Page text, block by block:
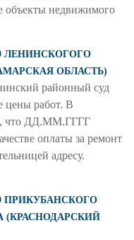
объекты недвижимого
ЛЕНИНСКОГОГО
ОБЛАСТЬ)
районный суд
цены работ. В
что ДД.ММ.ГГГГ
оплаты за ремонт
адресу.
ПРИКУБАНСКОГО
(КРАСНОДАРСКИЙ